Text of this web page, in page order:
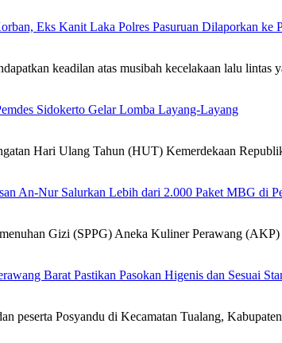
Eks Kanit Laka Polres Pasuruan Dilaporkan ke
keadilan atas musibah kecelakaan lalu lintas
Sidokerto Gelar Lomba Layang-Layang
Hari Ulang Tahun (HUT) Kemerdekaan
An-Nur Salurkan Lebih dari 2.000 Paket MBG di
Gizi (SPPG) Aneka Kuliner Perawang
Barat Pastikan Pasokan Higenis dan Sesuai
peserta Posyandu di Kecamatan Tualang,